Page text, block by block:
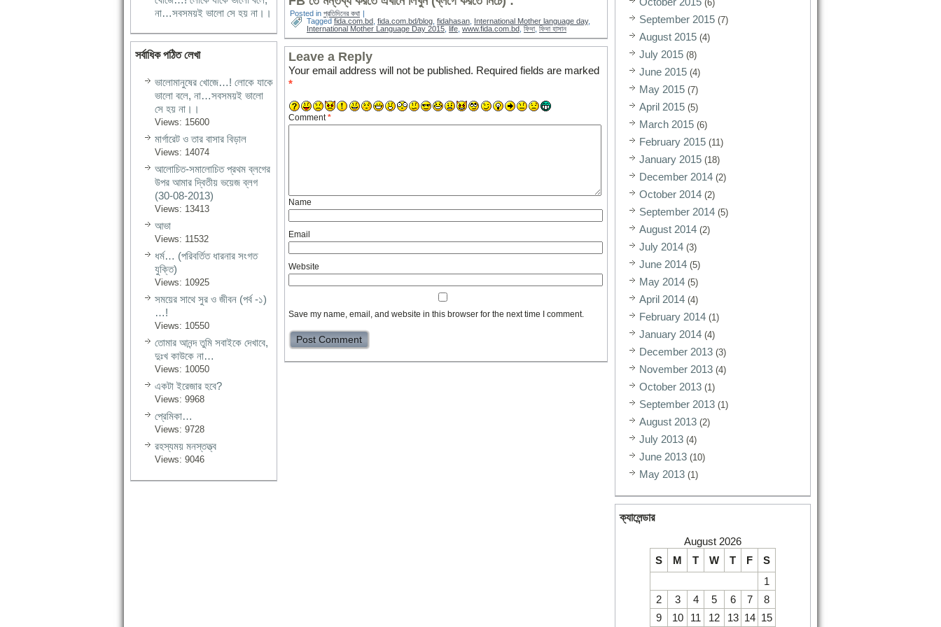
না…সবসময়ই ভালো সে হয় না।।
সর্বাধিক পঠিত লেখা
ভালোমানুষের খোজে…! লোকে যাকে
ভালো বলে, না…সবসময়ই ভালো
সে হয় না।।
Views: 15600
মার্গারেট ও তার বাসার বিড়াল
Views: 14074
আলোচিত-সমালোচিত প্রথম ব্লগের
উপর আমার দ্বিতীয় ভয়েজ ব্লগ
(30-08-2013)
Views: 13413
আভা
Views: 11532
ধর্ম… (পরিবর্তিত ধারনার সংগত
যুক্তি)
Views: 10925
সময়ের সাথে সুর ও জীবন (পর্ব -১)
…!
Views: 10550
তোমার আনন্দ তুমি সবাইকে দেখাবে,
দুঃখ কাউকে না…
Views: 10050
একটা ইরেজার হবে?
Views: 9968
প্রেমিকা…
Views: 9728
রহস্যময় মনস্তত্ত্ব
Views: 9046
Posted in প্রতিদিনের কথা |
Tagged fida.com.bd fida.com.bd/blog fidahasan International Mother language day,
International Mother Language Day 2015 life www.fida.com.bd ফিদা ফিদা হাসান
Leave a Reply
Your email address will not be published. Required fields are marked
*
Comment*
Name
Email
Website
Save my name, email, and website in this browser for the next time I comment.
(6)
September 2015 (7)
August 2015 (4)
July 2015 (8)
June 2015 (4)
May 2015 (7)
April 2015 (5)
March 2015 (6)
February 2015 (11)
January 2015 (18)
December 2014 (2)
October 2014 (2)
September 2014 (5)
August 2014 (2)
July 2014 (3)
June 2014 (5)
May 2014 (5)
April 2014 (4)
February 2014 (1)
January 2014 (4)
December 2013 (3)
November 2013 (4)
October 2013 (1)
September 2013 (1)
August 2013 (2)
July 2013 (4)
June 2013 (10)
May 2013 (1)
ক্যালেন্ডার
August 2026
S
M T W T F
S
1
2
3 4 5 6 7
8
9
10 11 12 13 14 15